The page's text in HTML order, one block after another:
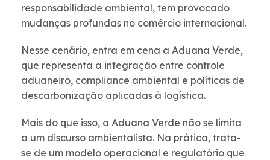
responsabilidade ambiental, tem provocado
mudanças profundas no comércio internacional.
Nesse cenário, entra em cena a Aduana Verde,
que representa a integração entre controle
aduaneiro, compliance ambiental e políticas de
descarbonização aplicadas à logística.
Mais do que isso, a Aduana Verde não se limita
a um discurso ambientalista. Na prática, trata-
se de um modelo operacional e regulatório que